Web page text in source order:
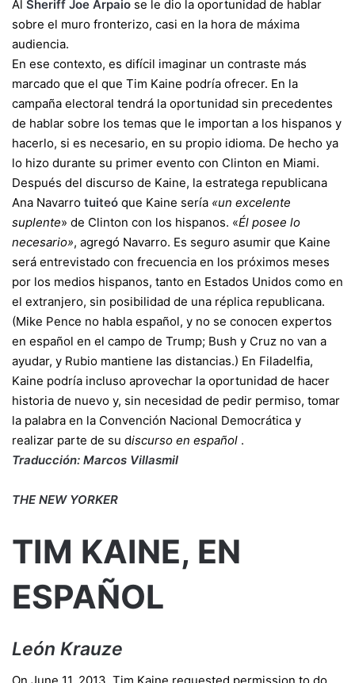
Al Sheriff Joe Arpaio se le dio la oportunidad de hablar
sobre el muro fronterizo, casi en la hora de máxima
audiencia.
En ese contexto, es difícil imaginar un contraste más
marcado que el que Tim Kaine podría ofrecer. En la
campaña electoral tendrá la oportunidad sin precedentes
de hablar sobre los temas que le importan a los hispanos y
hacerlo, si es necesario, en su propio idioma. De hecho ya
lo hizo durante su primer evento con Clinton en Miami.
Después del discurso de Kaine, la estratega republicana
Ana Navarro tuiteó que Kaine sería «un excelente
suplente» de Clinton con los hispanos. «Él posee lo
necesario», agregó Navarro. Es seguro asumir que Kaine
será entrevistado con frecuencia en los próximos meses
por los medios hispanos, tanto en Estados Unidos como en
el extranjero, sin posibilidad de una réplica republicana.
(Mike Pence no habla español, y no se conocen expertos
en español en el campo de Trump; Bush y Cruz no van a
ayudar, y Rubio mantiene las distancias.) En Filadelfia,
Kaine podría incluso aprovechar la oportunidad de hacer
historia de nuevo y, sin necesidad de pedir permiso, tomar
la palabra en la Convención Nacional Democrática y
realizar parte de su discurso en español .
Traducción: Marcos Villasmil
THE NEW YORKER
TIM KAINE, EN
ESPAÑOL
León Krauze